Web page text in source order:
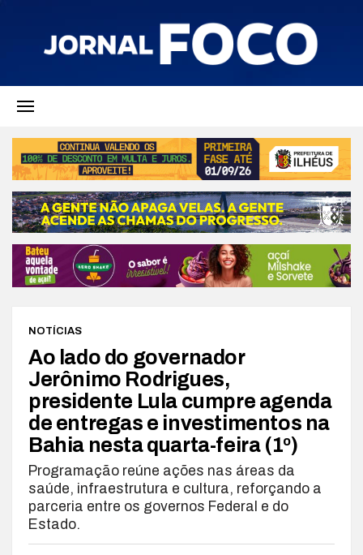
NOTÍCIAS
Ao lado do governador
Jerônimo Rodrigues,
presidente Lula cumpre agenda
de entregas e investimentos na
Bahia nesta quarta-feira (1º)
Programação reúne ações nas áreas da
saúde, infraestrutura e cultura, reforçando a
parceria entre os governos Federal e do
Estado.